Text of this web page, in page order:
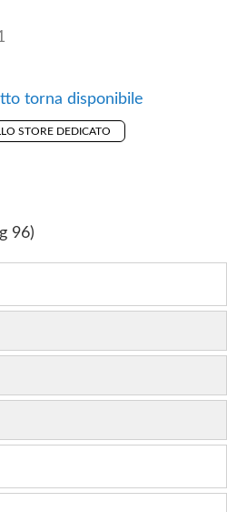
torna disponibile
STORE DEDICATO
96)